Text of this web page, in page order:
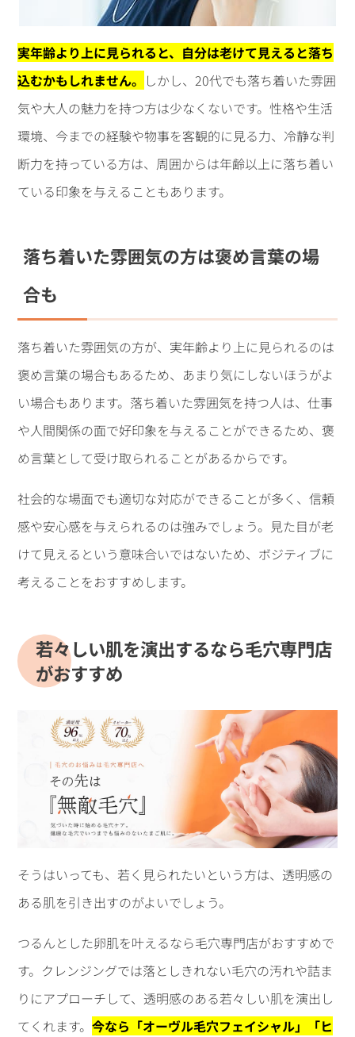
実年齢より上に見られると、自分は老けて見えると落ち
込むかもしれません。 しかし、20代でも落ち着いた雰囲
気や大人の魅力を持つ方は少なくないです。性格や生活
環境、今までの経験や物事を客観的に見る力、冷静な判
断力を持っている方は、周囲からは年齢以上に落ち着い
ている印象を与えることもあります。
落ち着いた雰囲気の方は褒め言葉の場
合も
落ち着いた雰囲気の方が、実年齢より上に見られるのは
褒め言葉の場合もあるため、あまり気にしないほうがよ
い場合もあります。落ち着いた雰囲気を持つ人は、仕事
や人間関係の面で好印象を与えることができるため、褒
め言葉として受け取られることがあるからです。
社会的な場面でも適切な対応ができることが多く、信頼
感や安心感を与えられるのは強みでしょう。見た目が老
けて見えるという意味合いではないため、ボジティブに
考えることをおすすめします。
若々しい肌を演出するなら毛穴専門店
がおすすめ
そうはいっても、若く見られたいという方は、透明感の
ある肌を引き出すのがよいでしょう。
つるんとした卵肌を叶えるなら毛穴専門店がおすすめで
す。クレンジングでは落としきれない毛穴の汚れや詰ま
りにアプローチして、透明感のある若々しい肌を演出し
てくれます。今なら「オーヴル毛穴フェイシャル」「ヒ